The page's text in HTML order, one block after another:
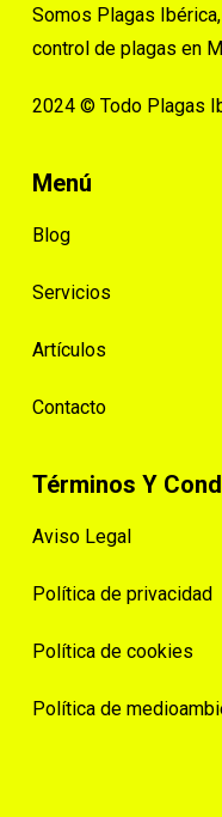
Somos Plagas
control de plagas en
2024 © Todo Plagas
Menú
Blog
Servicios
Artículos
Contacto
Términos Y
Aviso Legal
Política de privacidad
Política de cookies
Política de